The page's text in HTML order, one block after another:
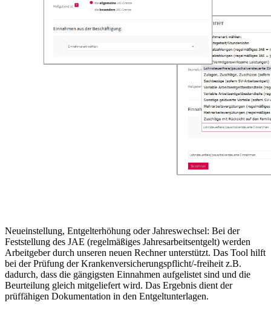
Neueinstellung, Entgelterhöhung oder Jahreswechsel: Bei der
Feststellung des JAE (regelmäßiges Jahresarbeitsentgelt) werden
Arbeitgeber durch unseren neuen Rechner unterstützt. Das Tool hilft
bei der Prüfung der Krankenversicherungspflicht/-freiheit z.B.
dadurch, dass die gängigsten Einnahmen aufgelistet sind und die
Beurteilung gleich mitgeliefert wird. Das Ergebnis dient der
prüffähigen Dokumentation in den Entgeltunterlagen.